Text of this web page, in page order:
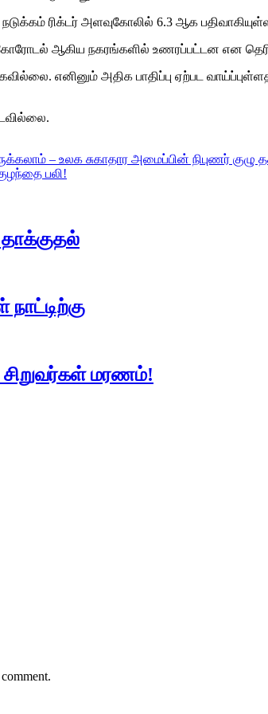
ரிக்டர் அளவுகோலில் 6.3 ஆக
ஆகிய நகரங்களில் உணரப்பட்டன என
எனினும் அதிக பாதிப்பு ஏற்பட
– உலக சுகாதார அமைப்பின் நிபுணர் குழு
பலி!
சிறுவர்கள் மரணம்!